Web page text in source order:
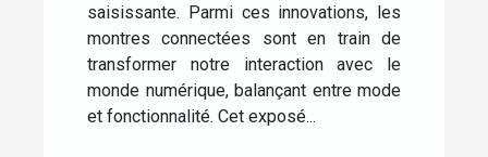
saisissante. Parmi ces innovations, les
montres connectées sont en train de
transformer notre interaction avec le
monde numérique, balançant entre mode
et fonctionnalité. Cet exposé...